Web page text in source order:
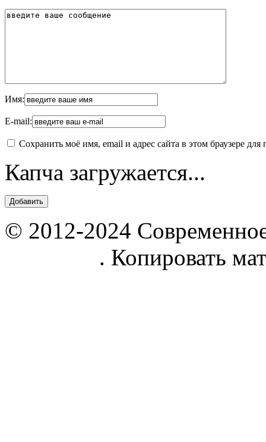
Имя:
E-mail:
Сохранить моё имя, email и адрес сайта в этом браузере
Капча загружается...
© 2012-2024
. Копировать